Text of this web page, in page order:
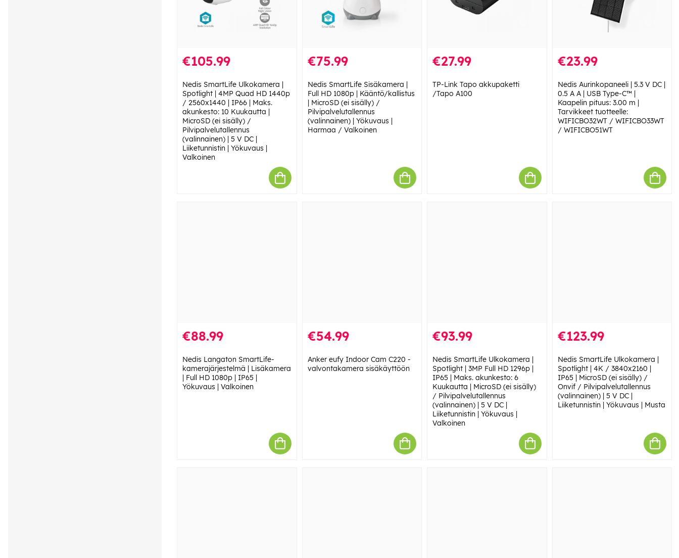
€105.99
Nedis SmartLife Ulkokamera |
Spotlight | 4MP Quad HD 1440p
/ 2560x1440 | IP66 | Maks.
akunkesto: 10 Kuukautta |
MicroSD (ei sisälly) /
Pilvipalvelutallennus
(valinnainen) | 5 V DC |
Liiketunnistin | Yökuvaus |
Valkoinen
€75.99
Nedis SmartLife Sisäkamera |
Full HD 1080p | Kääntö/kallistus
| MicroSD (ei sisälly) /
Pilvipalvelutallennus
(valinnainen) | Yökuvaus |
Harmaa / Valkoinen
€27.99
TP-Link Tapo akkupaketti
/Tapo A100
€23.99
Nedis Aurinkopaneeli | 5.3 V DC |
0.5 A A | USB Type-C™ |
Kaapelin pituus: 3.00 m |
Tarvikkeet tuotteelle:
WIFICBO32WT / WIFICBO33WT
/ WIFICBO51WT
€88.99
Nedis Langaton SmartLife-
kamerajärjestelmä | Lisäkamera
| Full HD 1080p | IP65 |
Yökuvaus | Valkoinen
€54.99
Anker eufy Indoor Cam C220 -
valvontakamera sisäkäyttöön
€93.99
Nedis SmartLife Ulkokamera |
Spotlight | 3MP Full HD 1296p |
IP65 | Maks. akunkesto: 6
Kuukautta | MicroSD (ei sisälly)
/ Pilvipalvelutallennus
(valinnainen) | 5 V DC |
Liiketunnistin | Yökuvaus |
Valkoinen
€123.99
Nedis SmartLife Ulkokamera |
Spotlight | 4K / 3840x2160 |
IP65 | MicroSD (ei sisälly) /
Onvif / Pilvipalvelutallennus
(valinnainen) | 5 V DC |
Liiketunnistin | Yökuvaus | Musta